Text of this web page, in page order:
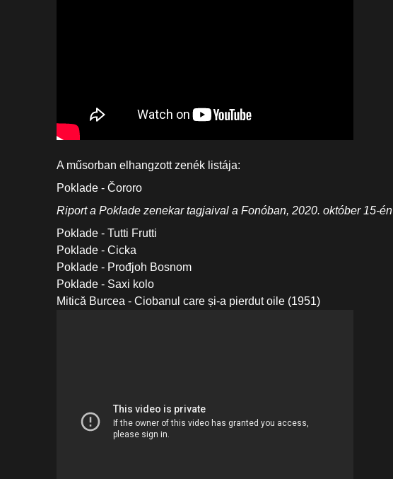
A műsorban elhangzott zenék listája:
Poklade - Čororo
Riport a Poklade zenekar tagjaival a Fonóban, 2020. október 15-én
Poklade - Tutti Frutti
Poklade - Cicka
Poklade - Prođjoh Bosnom
Poklade - Saxi kolo
Mitică Burcea - Ciobanul care și-a pierdut oile (1951)